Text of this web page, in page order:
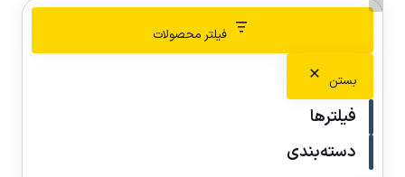
فیلتر محصولات
بستن
فیلترها
دسته‌بندی